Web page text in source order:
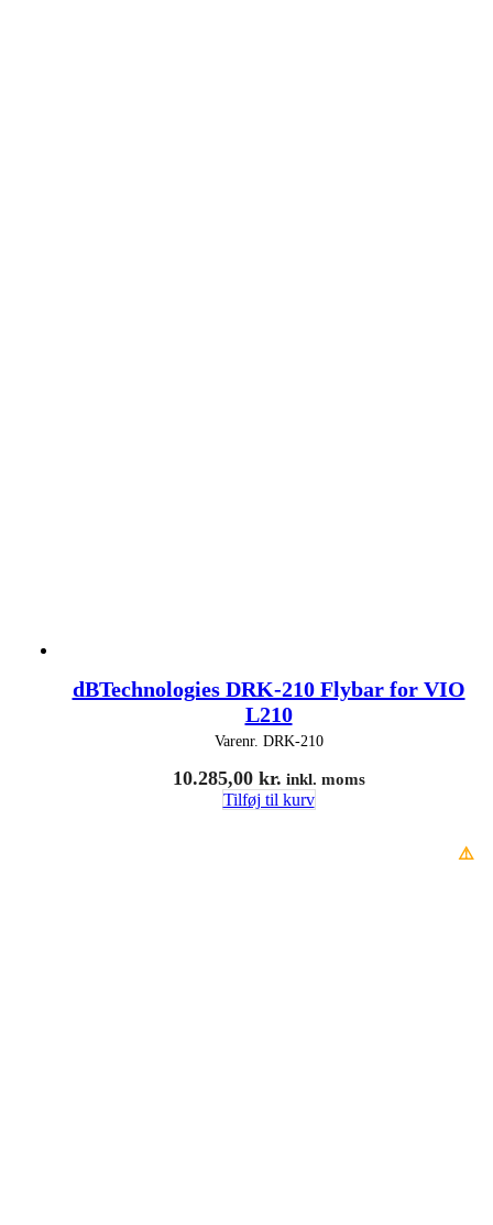
dBTechnologies DRK-210 Flybar for VIO
L210
Varenr. DRK-210
10.285,00 kr. inkl. moms
Tilføj til kurv
⚠️